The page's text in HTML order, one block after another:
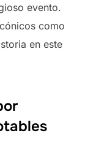
evento.
como
en este